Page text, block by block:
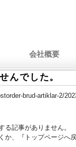
会社概要
んでした。
brud-artiklar-2/
る記事がありません。
、『トップページへ